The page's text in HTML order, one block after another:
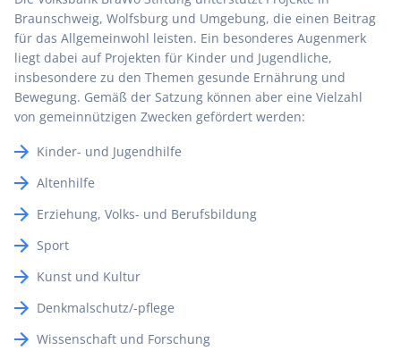
Braunschweig, Wolfsburg und Umgebung, die einen Beitrag
für das Allgemeinwohl leisten. Ein besonderes Augenmerk
liegt dabei auf Projekten für Kinder und Jugendliche,
insbesondere zu den Themen gesunde Ernährung und
Bewegung. Gemäß der Satzung können aber eine Vielzahl
von gemeinnützigen Zwecken gefördert werden:
Kinder- und Jugendhilfe
Altenhilfe
Erziehung, Volks- und Berufsbildung
Sport
Kunst und Kultur
Denkmalschutz/-pflege
Wissenschaft und Forschung